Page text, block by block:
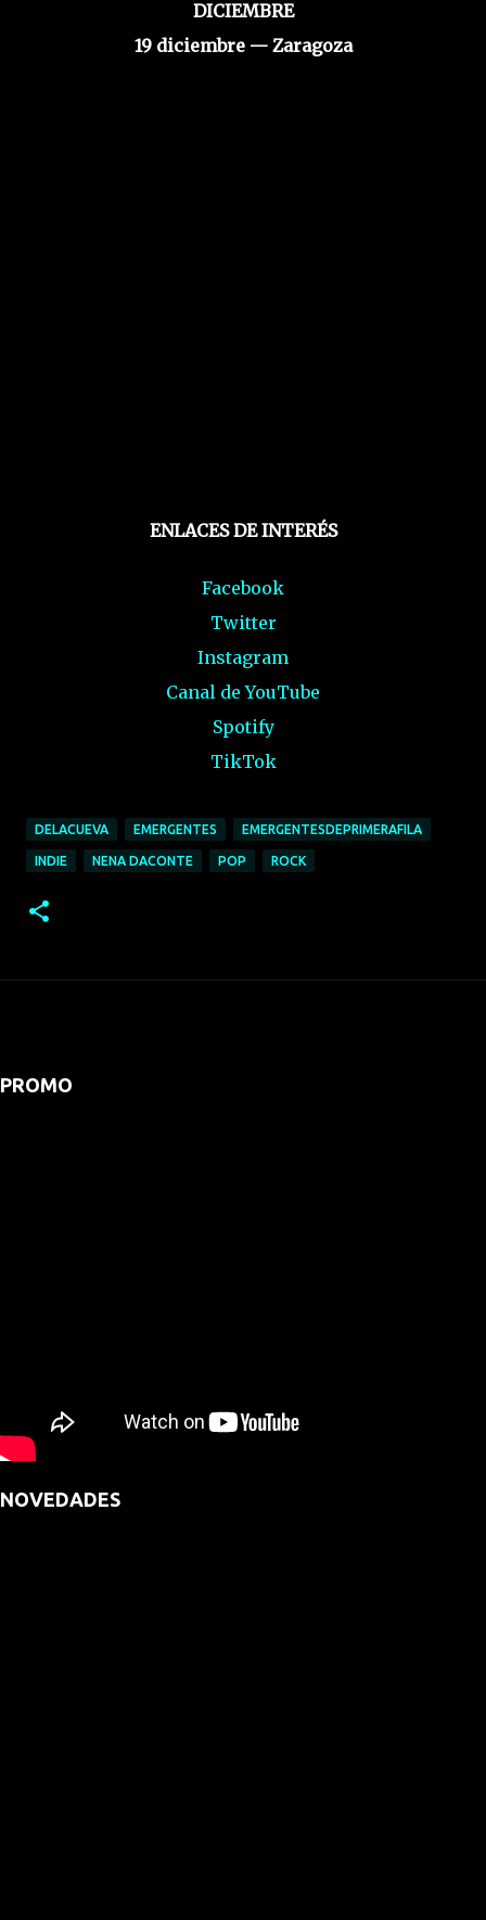
DICIEMBRE
19 diciembre — Zaragoza
ENLACES DE INTERÉS
Facebook
Twitter
Instagram
Canal de YouTube
Spotify
TikTok
DELACUEVA EMERGENTES EMERGENTESDEPRIMERAFILA
INDIE NENA DACONTE POP ROCK
PROMO
NOVEDADES